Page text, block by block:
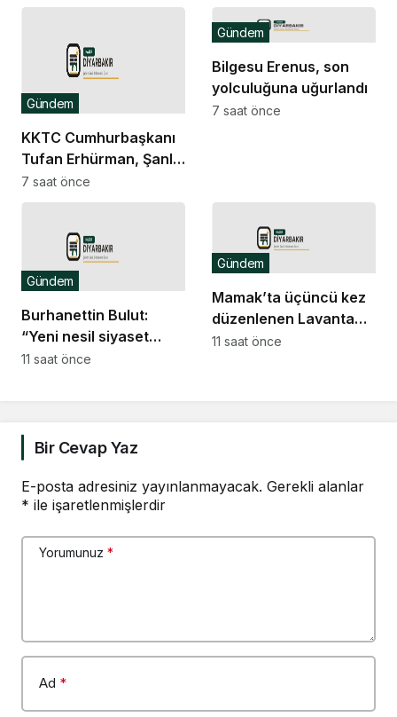
ediyor: “Biz bu
değiliz”
KKTC Cumhurbaşkanı
Tufan Erhürman, Şanlı
Erenköy Direnişi’nin
62’nci yıl dönümü
Gündem
7 saat önce
Bilgesu Erenus, son
yolculuğuna uğurlandı
Gündem
7 saat önce
Burhanettin Bulut:
“Yeni nesil siyaset
vatandaşın her zaman
Gündem
11 saat önce
Mamak’ta üçüncü kez
düzenlenen Lavanta
Şenliği renkli
Gündem
11 saat önce
Bir Cevap Yaz
E-posta adresiniz yayınlanmayacak. Gerekli alanlar
* ile işaretlenmişlerdir
Yorumunuz *
Ad *